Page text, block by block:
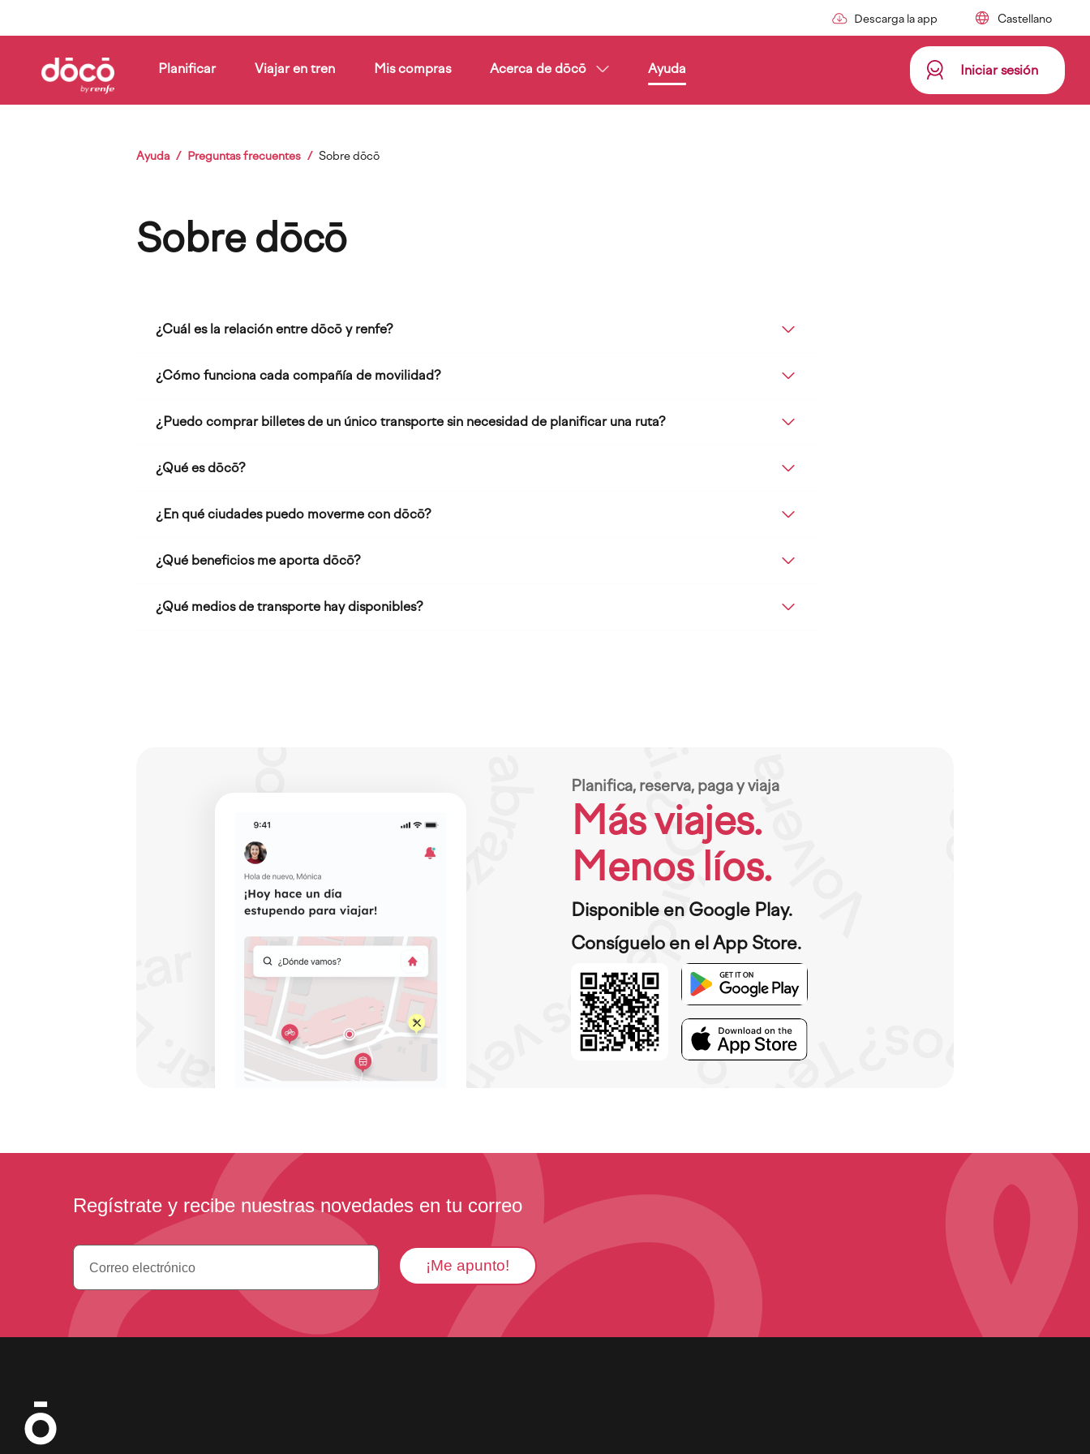
principal
Descarga la app
Planificar Viajar en tren Mis compras Acerca de dōcō
Cómo
Ayuda Iniciar sesión
Sobrescribir
de
ayuda
navegación
Ayuda Preguntas frecuentes Sobre dōcō
Sobre dōcō
¿Cuál es la relación entre dōcō y renfe?
¿Cómo funciona cada compañía de movilidad?
¿Puedo comprar billetes de un único transporte sin necesidad de planificar una ruta?
¿Qué es dōcō?
¿En qué ciudades puedo moverme con dōcō?
¿Qué beneficios me aporta dōcō?
¿Qué medios de transporte hay disponibles?
Planifica, reserva, paga y viaja
Más viajes.
Menos líos.
Disponible en Google Play.
Consíguelo en el App Store.
Imagen Imagen
Imagen